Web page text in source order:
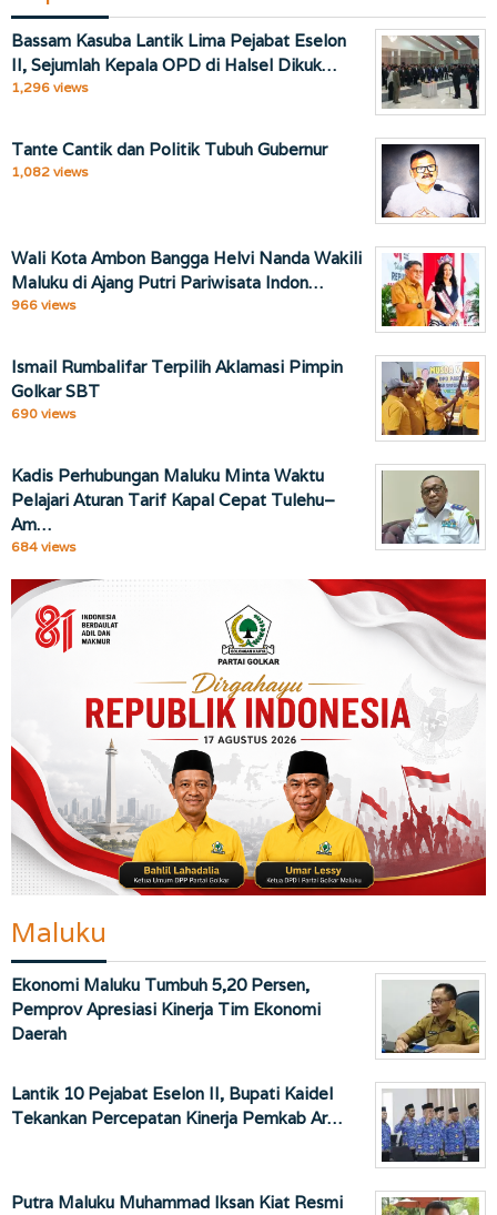
Bassam Kasuba Lantik Lima Pejabat Eselon
II, Sejumlah Kepala OPD di Halsel Dikuk…
1,296 views
Tante Cantik dan Politik Tubuh Gubernur
1,082 views
Wali Kota Ambon Bangga Helvi Nanda Wakili
Maluku di Ajang Putri Pariwisata Indon…
966 views
Ismail Rumbalifar Terpilih Aklamasi Pimpin
Golkar SBT
690 views
Kadis Perhubungan Maluku Minta Waktu
Pelajari Aturan Tarif Kapal Cepat Tulehu–
Am…
684 views
Maluku
Ekonomi Maluku Tumbuh 5,20 Persen,
Pemprov Apresiasi Kinerja Tim Ekonomi
Daerah
Lantik 10 Pejabat Eselon II, Bupati Kaidel
Tekankan Percepatan Kinerja Pemkab Ar…
Putra Maluku Muhammad Iksan Kiat Resmi